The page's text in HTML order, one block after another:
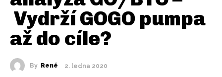
Vydrží GOGO pumpa
až do cíle?
By René 2. ledna 2020